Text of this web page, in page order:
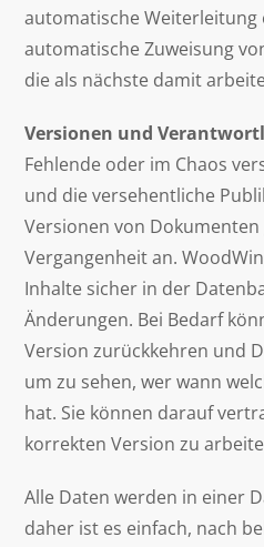
automatische Weiterleitung
automatische Zuweisung
die als nächste damit
Versionen und
Fehlende oder im Chaos
und die versehentliche
Versionen von
Vergangenheit an.
Inhalte sicher in der
Änderungen. Bei Bedarf
Version zurückkehren und
um zu sehen, wer wann
hat. Sie können darauf
korrekten Version zu
Alle Daten werden in einer
daher ist es einfach, nach